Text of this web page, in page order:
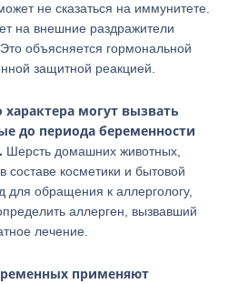
не сказаться на иммунитете.
на внешние раздражители
объясняется гормональной
защитной реакцией.
могут вызвать
до периода беременности
Шерсть домашних животных,
косметики и бытовой
обращения к аллергологу,
аллерген, вызвавший
лечение.
применяют